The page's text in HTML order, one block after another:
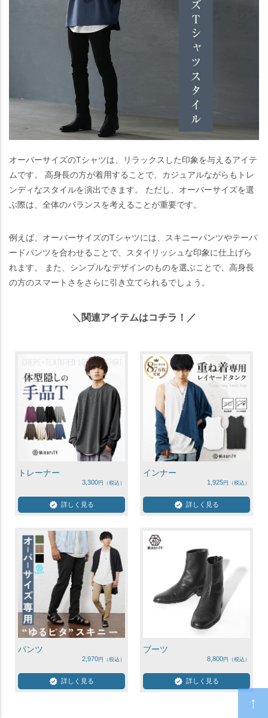
オーバーサイズのTシャツは、リラックスした印象を与えるアイテ
ムです。 高身長の方が着用することで、カジュアルながらもトレ
ンディなスタイルを演出できます。 ただし、オーバーサイズを選
ぶ際は、全体のバランスを考えることが重要です。
例えば、オーバーサイズのTシャツには、スキニーパンツやテーパ
ードパンツを合わせることで、スタイリッシュな印象に仕上げら
れます。 また、シンプルなデザインのものを選ぶことで、高身長
の方のスマートさをさらに引き立てられるでしょう。
＼関連アイテムはコチラ！／
トレーナー
3,300
詳しく見る
インナー
1,925
詳しく見る
パンツ
2,970
詳しく見る
ブーツ
8,800
詳しく見る